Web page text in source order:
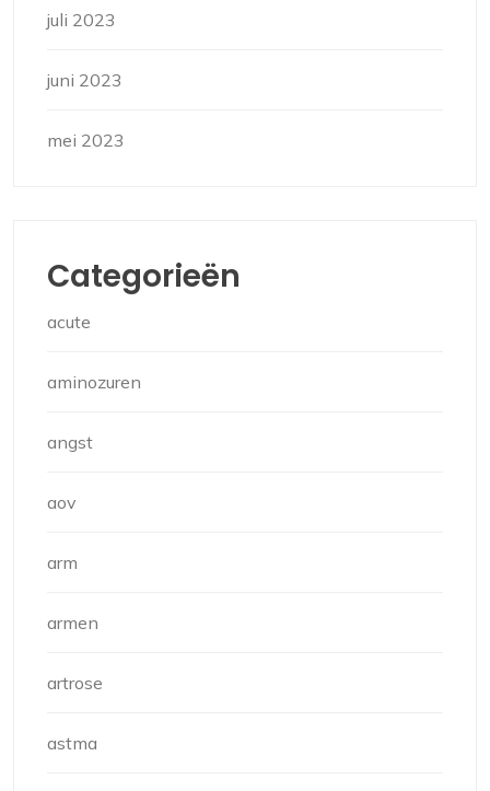
juli 2023
juni 2023
mei 2023
Categorieën
acute
aminozuren
angst
aov
arm
armen
artrose
astma